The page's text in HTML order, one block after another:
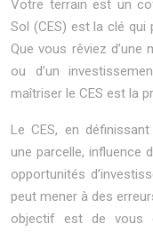
Votre terrain est un
Sol (CES) est la clé qui
Que vous rêviez d’une
ou d’un
maîtriser le CES est la
Le CES, en
une parcelle, influence
opportunités
peut mener à des
objectif est de vous